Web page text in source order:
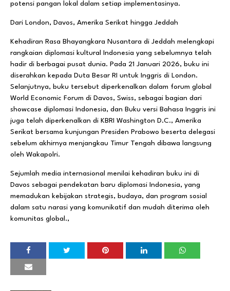
potensi pangan lokal dalam setiap implementasinya.
Dari London, Davos, Amerika Serikat hingga Jeddah
Kehadiran Rasa Bhayangkara Nusantara di Jeddah melengkapi
rangkaian diplomasi kultural Indonesia yang sebelumnya telah
hadir di berbagai pusat dunia. Pada 21 Januari 2026, buku ini
diserahkan kepada Duta Besar RI untuk Inggris di London.
Selanjutnya, buku tersebut diperkenalkan dalam forum global
World Economic Forum di Davos, Swiss, sebagai bagian dari
showcase diplomasi Indonesia, dan Buku versi Bahasa Inggris ini
juga telah diperkenalkan di KBRI Washington D.C., Amerika
Serikat bersama kunjungan Presiden Prabowo beserta delegasi
sebelum akhirnya menjangkau Timur Tengah dibawa langsung
oleh Wakapolri.
Sejumlah media internasional menilai kehadiran buku ini di
Davos sebagai pendekatan baru diplomasi Indonesia, yang
memadukan kebijakan strategis, budaya, dan program sosial
dalam satu narasi yang komunikatif dan mudah diterima oleh
komunitas global.,